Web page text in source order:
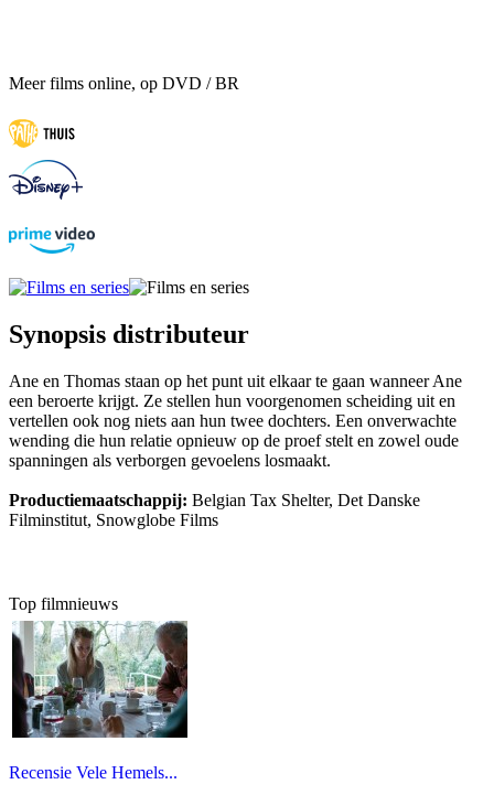
Meer films online, op DVD / BR
Synopsis distributeur
Ane en Thomas staan op het punt uit elkaar te gaan wanneer Ane
een beroerte krijgt. Ze stellen hun voorgenomen scheiding uit en
vertellen ook nog niets aan hun twee dochters. Een onverwachte
wending die hun relatie opnieuw op de proef stelt en zowel oude
spanningen als verborgen gevoelens losmaakt.
Productiemaatschappij: Belgian Tax Shelter, Det Danske
Filminstitut, Snowglobe Films
Top filmnieuws
Recensie Vele Hemels...